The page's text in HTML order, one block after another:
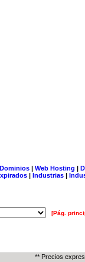
| Web Hosting |
| Industrias |
[Pág.
** Precios